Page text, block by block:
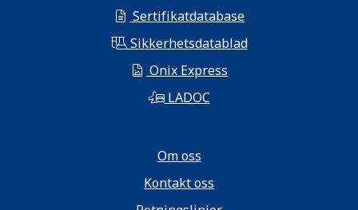
Sertifikatdatabase
Sikkerhetsdatablad
Onix Express
LADOC
Om oss
Kontakt oss